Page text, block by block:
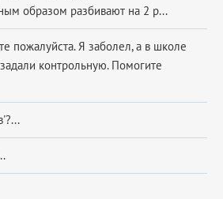
образом разбивают на 2 р...
пожалуйста. Я заболел, а в школе
контрольную. Помогите